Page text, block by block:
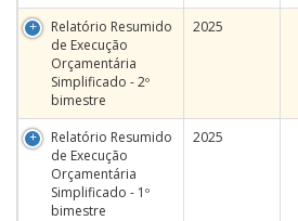
Relatório Resumido
de Execução
Orçamentária
Simplificado - 2º
bimestre
2025
Relatório Resumido
de Execução
Orçamentária
Simplificado - 1º
bimestre
2025